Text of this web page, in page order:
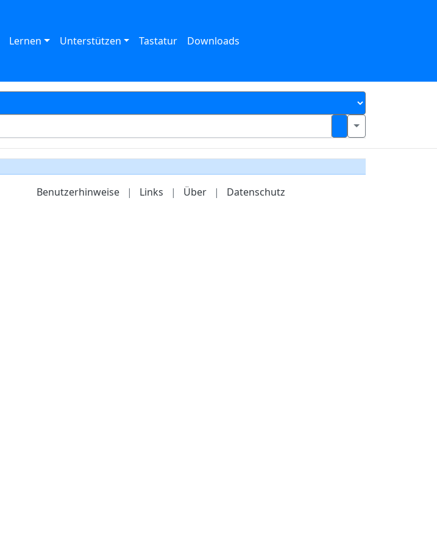
Lernen Unterstützen Tastatur Downloads
Benutzerhinweise | Links | Über | Datenschutz